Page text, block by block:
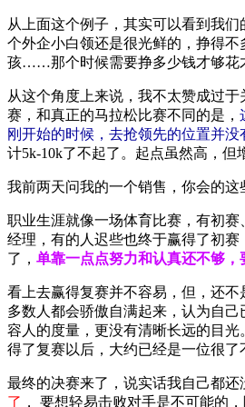
从上面这个例子，其实可以看到我
个外企小白领还是很光鲜的，挣得
孩……那个时候需要挣多少钱才够花
从这个角度上来说，我不太赞成过
赛，和真正的马拉松比赛不同的是，
刚开始的时候，去抢领先的位置并没
计5k-10k了不起了。起点虽然高，但
我前两天问我的一个销售，你会的
职业生涯就像一场体育比赛，有初
经理，有的人迟些也终于赢得了初
了， 单靠一点点努力和认真还不够
看上去赢得复赛并不容易，但，还
多数人都会骄傲自满起来，认为自
容人的度量，更没有清晰长远的目
得了复赛以后，大约已经是一位很
最终的决赛来了，说实话我自己都
了 ， 要想轻易击败对手是不可能的